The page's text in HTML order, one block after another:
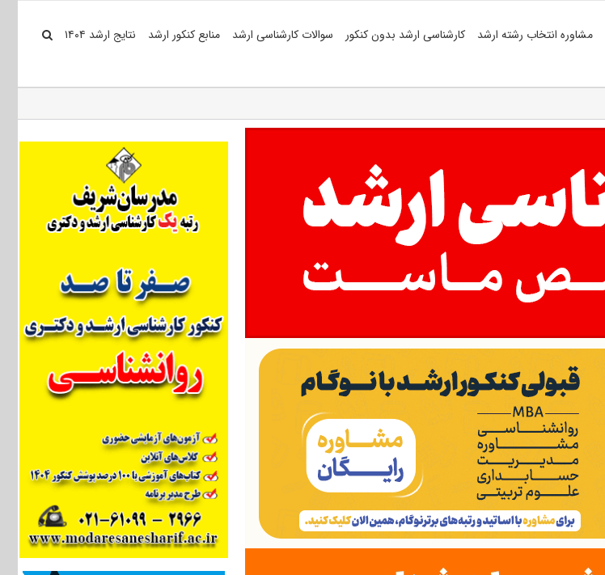
مشاوره انتخاب رشته ارشد کارشناسی ارشد بدون کنکور سوالات کارشناسی ارشد منابع کنکور ارشد نتایج ارشد ۱۴۰۴